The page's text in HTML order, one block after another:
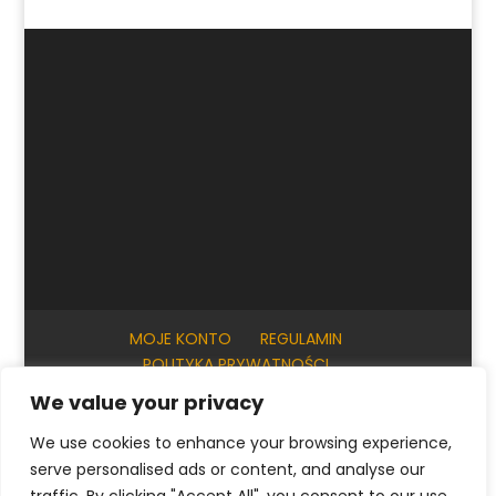
We value your privacy
We use cookies to enhance your browsing experience,
serve personalised ads or content, and analyse our
MOJE KONTO
REGULAMIN
POLITYKA PRYWATNOŚCI
INFORMACJE PRAKTYCZNE
© ArtKrak Auction House 2023